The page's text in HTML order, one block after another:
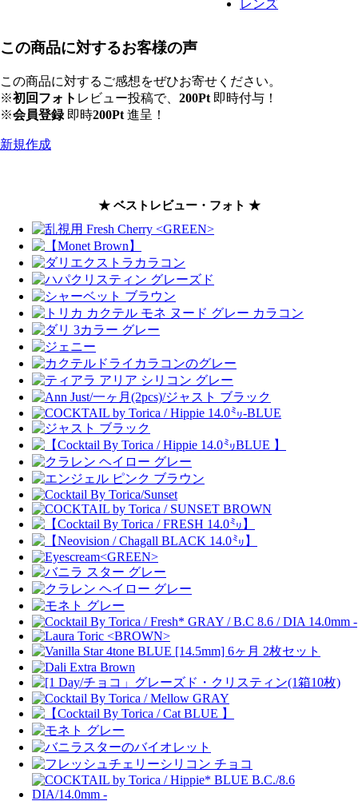
この商品に対するお客様の声
この商品に対するご感想をぜひお寄せください。
※初回フォト レビュー投稿で、 200Pt 即時付与！
※会員登録即時200Pt 進呈！
新規作成
★ ベストレビュー・フォト ★